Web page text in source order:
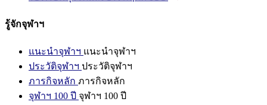
รู้จักจุฬาฯ
แนะนำจุฬาฯ แนะนำจุฬาฯ
ประวัติจุฬาฯ ประวัติจุฬาฯ
ภารกิจหลัก ภารกิจหลัก
จุฬาฯ 100 ปี จุฬาฯ 100 ปี